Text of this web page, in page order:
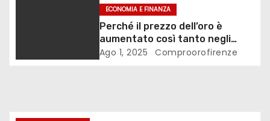
c
ECONOMIA E FINANZA
Perché il prezzo dell’oro è
aumentato così tanto negli
ultimi decenni ?
Ago 1, 2025 Comproorofirenze